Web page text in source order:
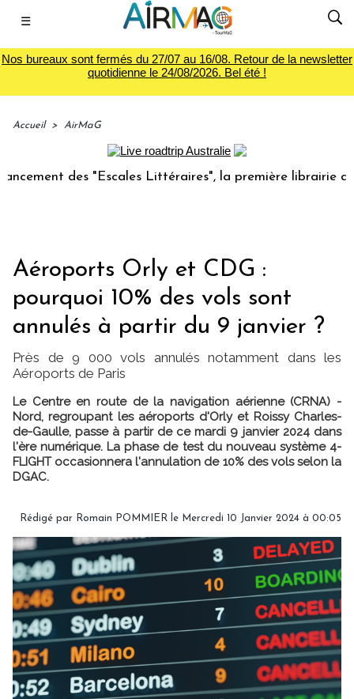
☰
Nos bureaux sont fermés du 27/07 au 16/08. Retour de la newsletter
quotidienne le 24/08/2026. Bel été !
Accueil > AirMaG
des "Escales Littéraires", la première librairie du voyage
Aéroports Orly et CDG :
pourquoi 10% des vols sont
annulés à partir du 9 janvier ?
Près de 9 000 vols annulés notamment dans les
Aéroports de Paris
Le Centre en route de la navigation aérienne (CRNA) -
Nord, regroupant les aéroports d'Orly et Roissy Charles-
de-Gaulle, passe à partir de ce mardi 9 janvier 2024 dans
l'ère numérique. La phase de test du nouveau système 4-
FLIGHT occasionnera l'annulation de 10% des vols selon la
DGAC.
Rédigé par Romain POMMIER le Mercredi 10 Janvier 2024 à 00:05